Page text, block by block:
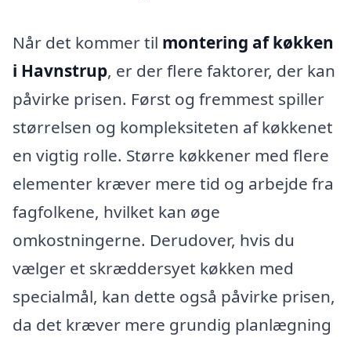
Når det kommer til montering af køkken
i Havnstrup, er der flere faktorer, der kan
påvirke prisen. Først og fremmest spiller
størrelsen og kompleksiteten af køkkenet
en vigtig rolle. Større køkkener med flere
elementer kræver mere tid og arbejde fra
fagfolkene, hvilket kan øge
omkostningerne. Derudover, hvis du
vælger et skræddersyet køkken med
specialmål, kan dette også påvirke prisen,
da det kræver mere grundig planlægning